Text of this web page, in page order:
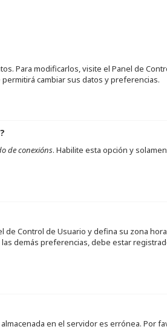
Para modificarlos, visite el Panel de
cambiar sus datos y preferencias.
de conexións. Habilite esta opción y
Control de Usuario y defina su zona
demás preferencias, debe estar
en el servidor es errónea. Por